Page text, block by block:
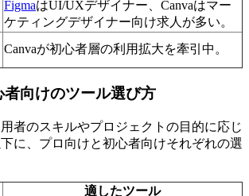
FigmaはUI/UXデザイナー、Canvaはマー
ケティングデザイナー向け求人が多い。
Canvaが初心者層の利用拡大を牽引中。
者向けのツール選び方
者のスキルやプロジェクトの目的に応じ
に、プロ向けと初心者向けそれぞれの選
適したツール